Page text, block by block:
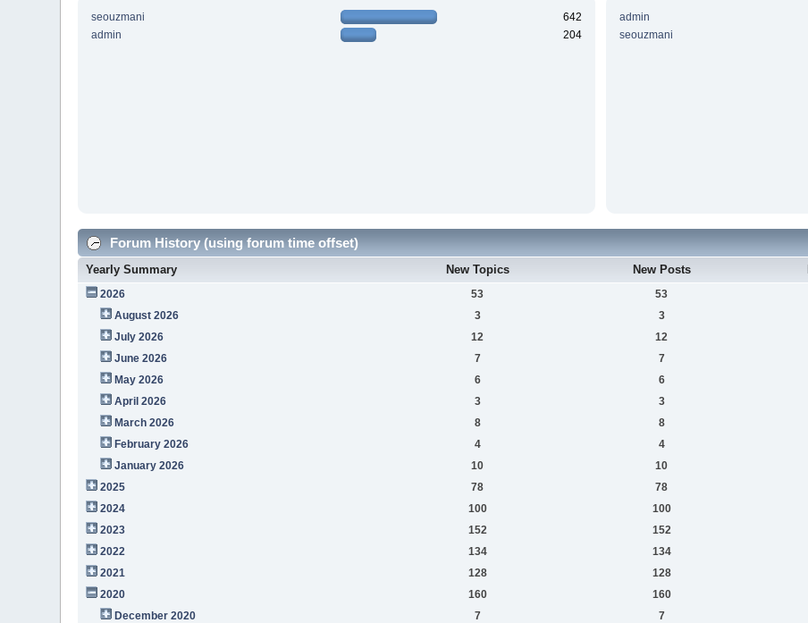
seouzmani
642
admin
204
admin
seouzmani
Forum History (using forum time offset)
Yearly Summary New Topics New Posts
2026 53 53
August 2026
3 3
July 2026
12 12
June 2026
7 7
May 2026
6 6
April 2026
3 3
March 2026
8 8
February 2026
4 4
January 2026
10 10
2025
78 78
2024
100 100
2023
152 152
2022
134 134
2021
128 128
2020
160 160
December 2020
7 7